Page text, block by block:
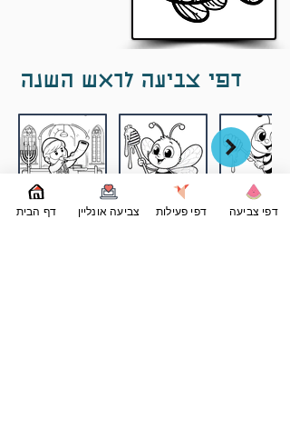
דף הבית צביעה אונליין דפי פעילות דפי צביעה